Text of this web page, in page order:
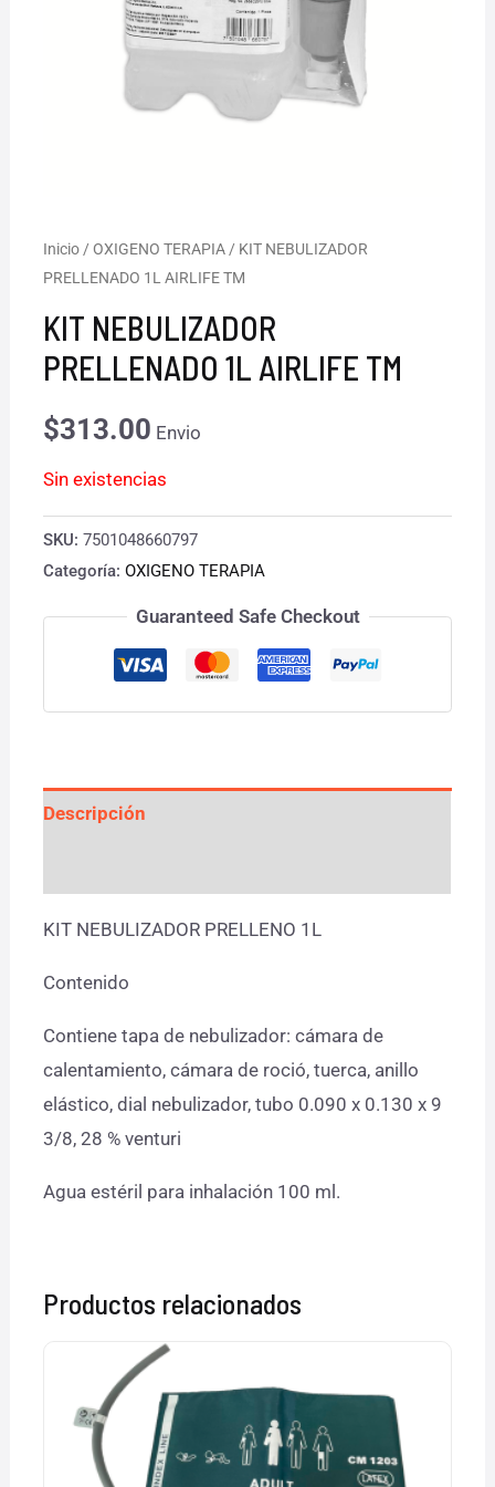
Inicio/OXIGENO TERAPIA/ KIT NEBULIZADOR
PRELLENADO 1L AIRLIFE TM
KIT NEBULIZADOR
PRELLENADO 1L AIRLIFE TM
$313.00 Envio
Sin existencias
SKU:7501048660797
Categoría:OXIGENO TERAPIA
Guaranteed Safe Checkout
Descripción
KIT NEBULIZADOR PRELLENO 1L
Contenido
Contiene tapa de nebulizador: cámara de
calentamiento, cámara de roció, tuerca, anillo
elástico, dial nebulizador, tubo 0.090 x 0.130 x 9
3/8, 28 % venturi
Agua estéril para inhalación 100 ml.
Productos relacionados